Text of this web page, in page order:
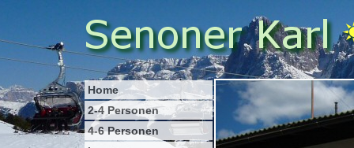
Home
2-4 Personen
4-6 Personen